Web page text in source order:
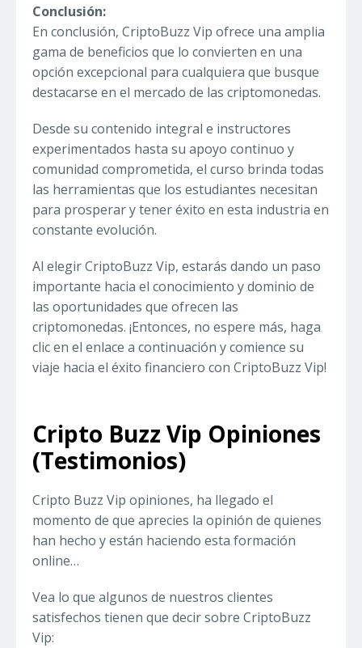
Conclusión:
En conclusión, CriptoBuzz Vip ofrece una amplia
gama de beneficios que lo convierten en una
opción excepcional para cualquiera que busque
destacarse en el mercado de las criptomonedas.
Desde su contenido integral e instructores
experimentados hasta su apoyo continuo y
comunidad comprometida, el curso brinda todas
las herramientas que los estudiantes necesitan
para prosperar y tener éxito en esta industria en
constante evolución.
Al elegir CriptoBuzz Vip, estarás dando un paso
importante hacia el conocimiento y dominio de
las oportunidades que ofrecen las
criptomonedas. ¡Entonces, no espere más, haga
clic en el enlace a continuación y comience su
viaje hacia el éxito financiero con CriptoBuzz Vip!
Cripto Buzz Vip Opiniones
(Testimonios)
Cripto Buzz Vip opiniones, ha llegado el
momento de que aprecies la opinión de quienes
han hecho y están haciendo esta formación
online…
Vea lo que algunos de nuestros clientes
satisfechos tienen que decir sobre CriptoBuzz
Vip: